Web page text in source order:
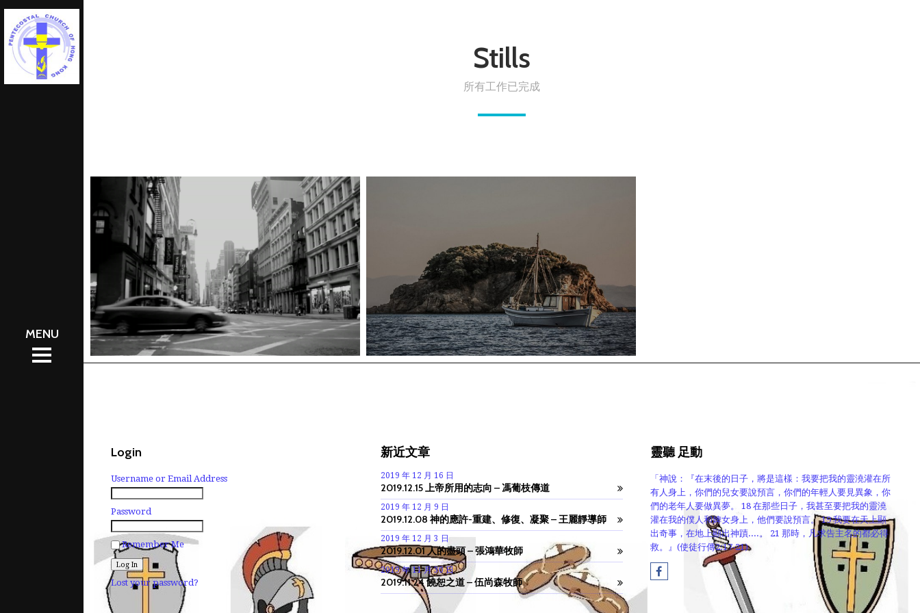
資訊
Stills
所有工作已完成
Login
Username or Email Address
Password
Remember Me
Lost your password?
新近文章
2019 年 12 月 16 日
2019.12.15 上帝所用的志向 – 馮葡枝傳道
2019 年 12 月 9 日
2019.12.08 神的應許-重建、修復、凝聚 – 王麗靜導師
2019 年 12 月 3 日
2019.12.01 人的盡頭 – 張鴻華牧師
2019 年 11 月 30 日
2019.11.24 饒恕之道 – 伍尚森牧師
靈聽 足動
「神說：『在末後的日子，將是這樣：我要把我的靈澆灌在所
有人身上，你們的兒女要說預言，你們的年輕人要見異象，你
們的老年人要做異夢。 18 在那些日子，我甚至要把我的靈澆
灌在我的僕人和婢女身上，他們要說預言。 19 我要在天上顯
出奇事，在地上顯出神蹟....。 21 那時，凡求告主名的都必得
救。』(使徒行傳2:17-21)